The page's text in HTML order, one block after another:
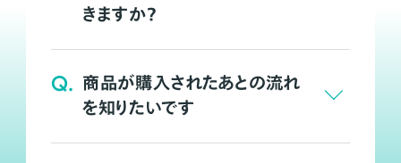
きますか？
Q. 商品が購入されたあとの流れ
を知りたいです